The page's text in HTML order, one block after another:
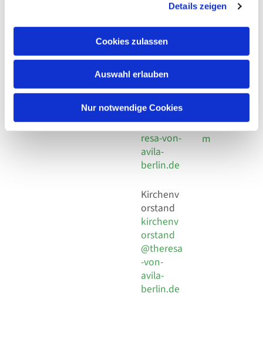
Details zeigen
Cookies zulassen
Auswahl erlauben
Nur notwendige Cookies
Kirchengemeinde Pfarrei
Hl. Theresa von Avila Berlin
Leitender Pfarrer - Norbert
Behaimstr. 39
Telefon
+49 30
924 64 28
Fax +49
30 924 54
18
E-Mail
info@the
resa-von-
avila-
berlin.de
Kirchenv
orstand
kirchenv
orstand
@theresa
-von-
avila-
berlin.de
Datensch
utz
Social
Impressu
m